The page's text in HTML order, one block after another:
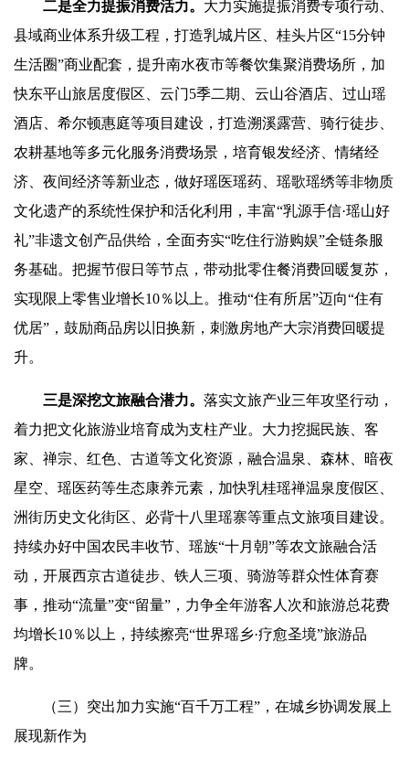
二是全力提振消费活力。 大力实施提振消费专项行动、
县域商业体系升级工程，打造乳城片区、桂头片区“15分钟
生活圈”商业配套，提升南水夜市等餐饮集聚消费场所，加
快东平山旅居度假区、云门5季二期、云山谷酒店、过山瑶
酒店、希尔顿惠庭等项目建设，打造溯溪露营、骑行徒步、
农耕基地等多元化服务消费场景，培育银发经济、情绪经
济、夜间经济等新业态，做好瑶医瑶药、瑶歌瑶绣等非物质
文化遗产的系统性保护和活化利用，丰富“乳源手信·瑶山好
礼”非遗文创产品供给，全面夯实“吃住行游购娱”全链条服
务基础。把握节假日等节点，带动批零住餐消费回暖复苏，
实现限上零售业增长10％以上。推动“住有所居”迈向“住有
优居”，鼓励商品房以旧换新，刺激房地产大宗消费回暖提
升。
三是深挖文旅融合潜力。 落实文旅产业三年攻坚行动，
着力把文化旅游业培育成为支柱产业。大力挖掘民族、客
家、禅宗、红色、古道等文化资源，融合温泉、森林、暗夜
星空、瑶医药等生态康养元素，加快乳桂瑶禅温泉度假区、
洲街历史文化街区、必背十八里瑶寨等重点文旅项目建设。
持续办好中国农民丰收节、瑶族“十月朝”等农文旅融合活
动，开展西京古道徒步、铁人三项、骑游等群众性体育赛
事，推动“流量”变“留量”，力争全年游客人次和旅游总花费
均增长10％以上，持续擦亮“世界瑶乡·疗愈圣境”旅游品
牌。
（三）突出加力实施“百千万工程”，在城乡协调发展上
展现新作为